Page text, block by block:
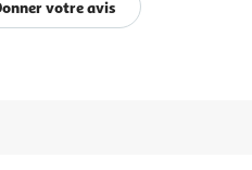
votre avis